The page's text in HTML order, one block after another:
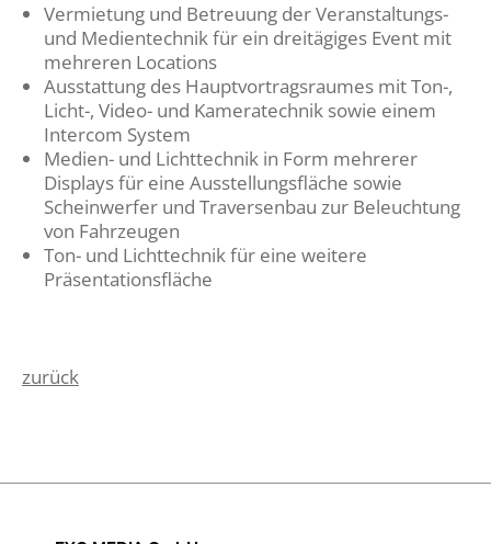
Vermietung und Betreuung der Veranstaltungs-
und Medientechnik für ein dreitägiges Event mit
mehreren Locations
Ausstattung des Hauptvortragsraumes mit Ton-,
Licht-, Video- und Kameratechnik sowie einem
Intercom System
Medien- und Lichttechnik in Form mehrerer
Displays für eine Ausstellungsfläche sowie
Scheinwerfer und Traversenbau zur Beleuchtung
von Fahrzeugen
Ton- und Lichttechnik für eine weitere
Präsentationsfläche
zurück